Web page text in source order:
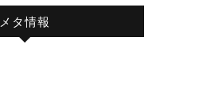
メタ情報